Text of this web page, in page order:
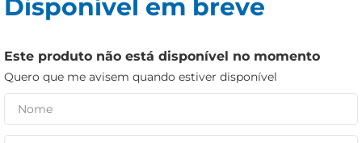
Disponível em breve
Este produto não está disponível no momento
Quero que me avisem quando estiver disponível
azeite
iogurte
papel higiênico